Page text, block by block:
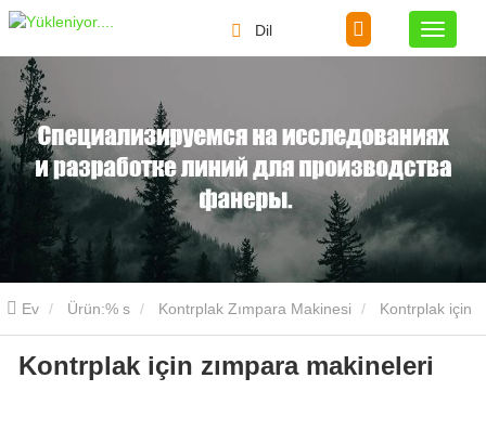
Dil
Ev Ürün:% s Kontrplak Zımpara Makinesi
zımpara makineleri
Kontrplak için zımpara makineleri